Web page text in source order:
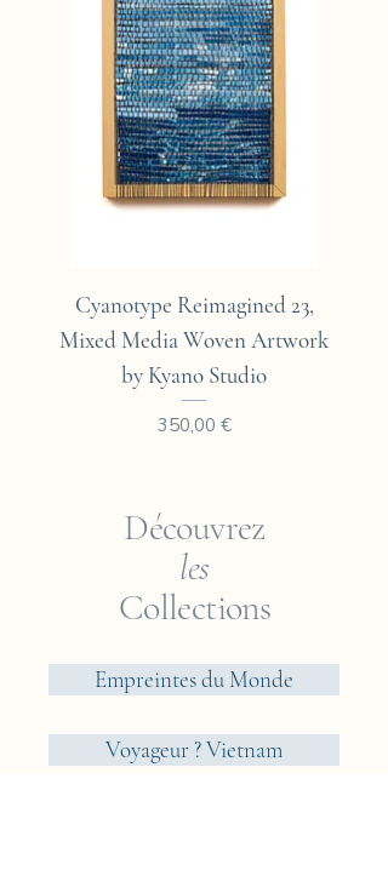
Cyanotype Reimagined 23,
Mixed Media Woven Artwork
by Kyano Studio
Prix
350,00 €
Découvrez
les
Collections
Empreintes du Monde
Voyageur ? Vietnam